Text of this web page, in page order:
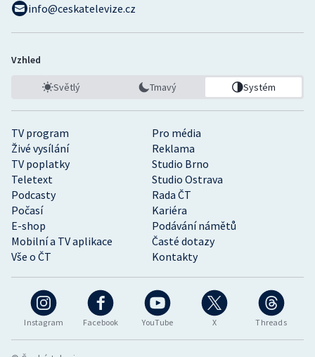
Instagram Facebook YouTube X Threads
TV program
Pro média
Živé vysílání
Reklama
TV poplatky
Studio Brno
Teletext
Studio Ostrava
Podcasty
Rada ČT
Počasí
Kariéra
E-shop
Podávání námětů
Mobilní a TV aplikace
Časté dotazy
Vše o ČT
Kontakty
info@ceskatelevize.cz
Vzhled
Světlý Tmavý Systém